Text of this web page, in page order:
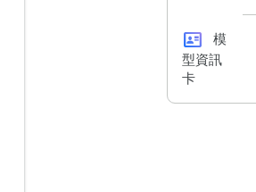
id_card
模
型資訊
卡